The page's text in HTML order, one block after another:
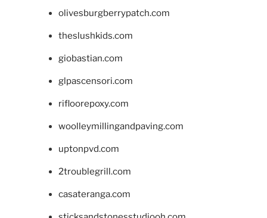
olivesburgberrypatch.com
theslushkids.com
giobastian.com
glpascensori.com
rifloorepoxy.com
woolleymillingandpaving.com
uptonpvd.com
2troublegrill.com
casateranga.com